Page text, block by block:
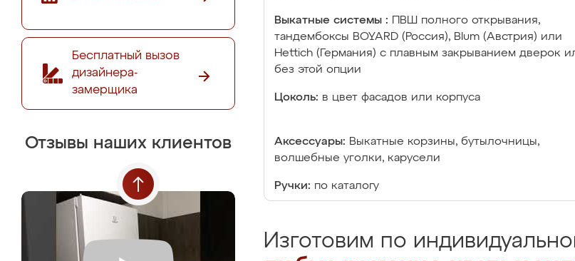
Бесплатный вызов
дизайнера-
замерщика
Отзывы наших клиентов
Выкатные системы :
ПВШ полного открывания,
тандембоксы BOYARD (Россия), Blum (Австрия) или
Hettich (Германия) с плавным закрыванием дверок
без этой опции
Цоколь: в цвет фасадов или корпуса
Аксессуары: Выкатные корзины, бутылочницы,
волшебные уголки, карусели
Ручки: по каталогу
Изготовим по